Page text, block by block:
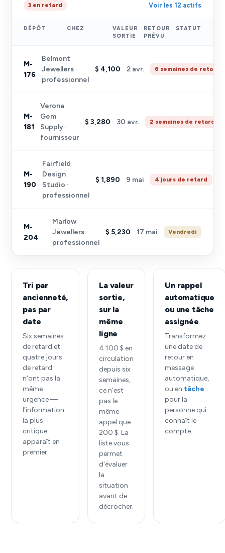
3 en retard Voir les 12 actifs
DÉPÔT CHEZ
VALEUR
SORTIE
RETOUR
PRÉVU
STATUT
M-
176
Belmont
Jewellers ·
professionnel
$ 4,100 2 avr. 6 semaines de retard
M-
181
Verona
Gem
Supply ·
fournisseur
$ 3,280 30 avr. 2 semaines de retard
M-
190
Fairfield
Design
Studio ·
professionnel
$ 1,890 9 mai 4 jours de retard
M-
204
Marlow
Jewellers ·
professionnel
$ 5,230 17 mai Vendredi
Tri par
ancienneté,
pas par
date
Six semaines
de retard et
quatre jours
de retard
n'ont pas la
même
urgence —
l'information
la plus
critique
apparaît en
premier.
La valeur
sortie,
sur la
même
ligne
4 100 $ en
circulation
depuis six
semaines,
ce n'est
pas le
même
appel que
200 $. La
liste vous
permet
d'évaluer
la
situation
avant de
décrocher.
Un rappel
automatique
ou une tâche
assignée
Transformez
une date de
retour en
message
automatique,
ou en tâche
pour la
personne qui
connaît le
compte.